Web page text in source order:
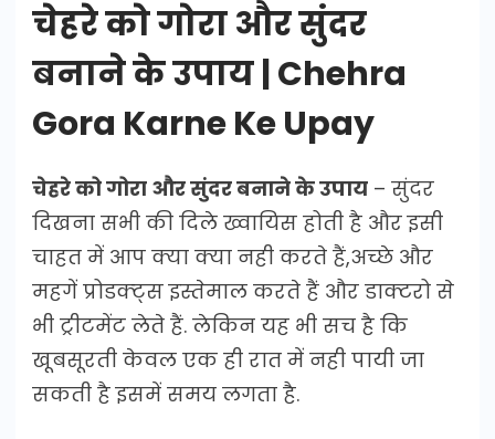
चेहरे को गोरा और सुंदर
बनाने के उपाय | Chehra
Gora Karne Ke Upay
चेहरे को गोरा और सुंदर बनाने के उपाय – सुंदर
दिखना सभी की दिले ख्वायिस होती है और इसी
चाहत में आप क्या क्या नही करते हैं,अच्छे और
महगें प्रोडक्ट्स इस्तेमाल करते हैं और डाक्टरो से
भी ट्रीटमेंट लेते हैं. लेकिन यह भी सच है कि
खूबसूरती केवल एक ही रात में नही पायी जा
सकती है इसमें समय लगता है.